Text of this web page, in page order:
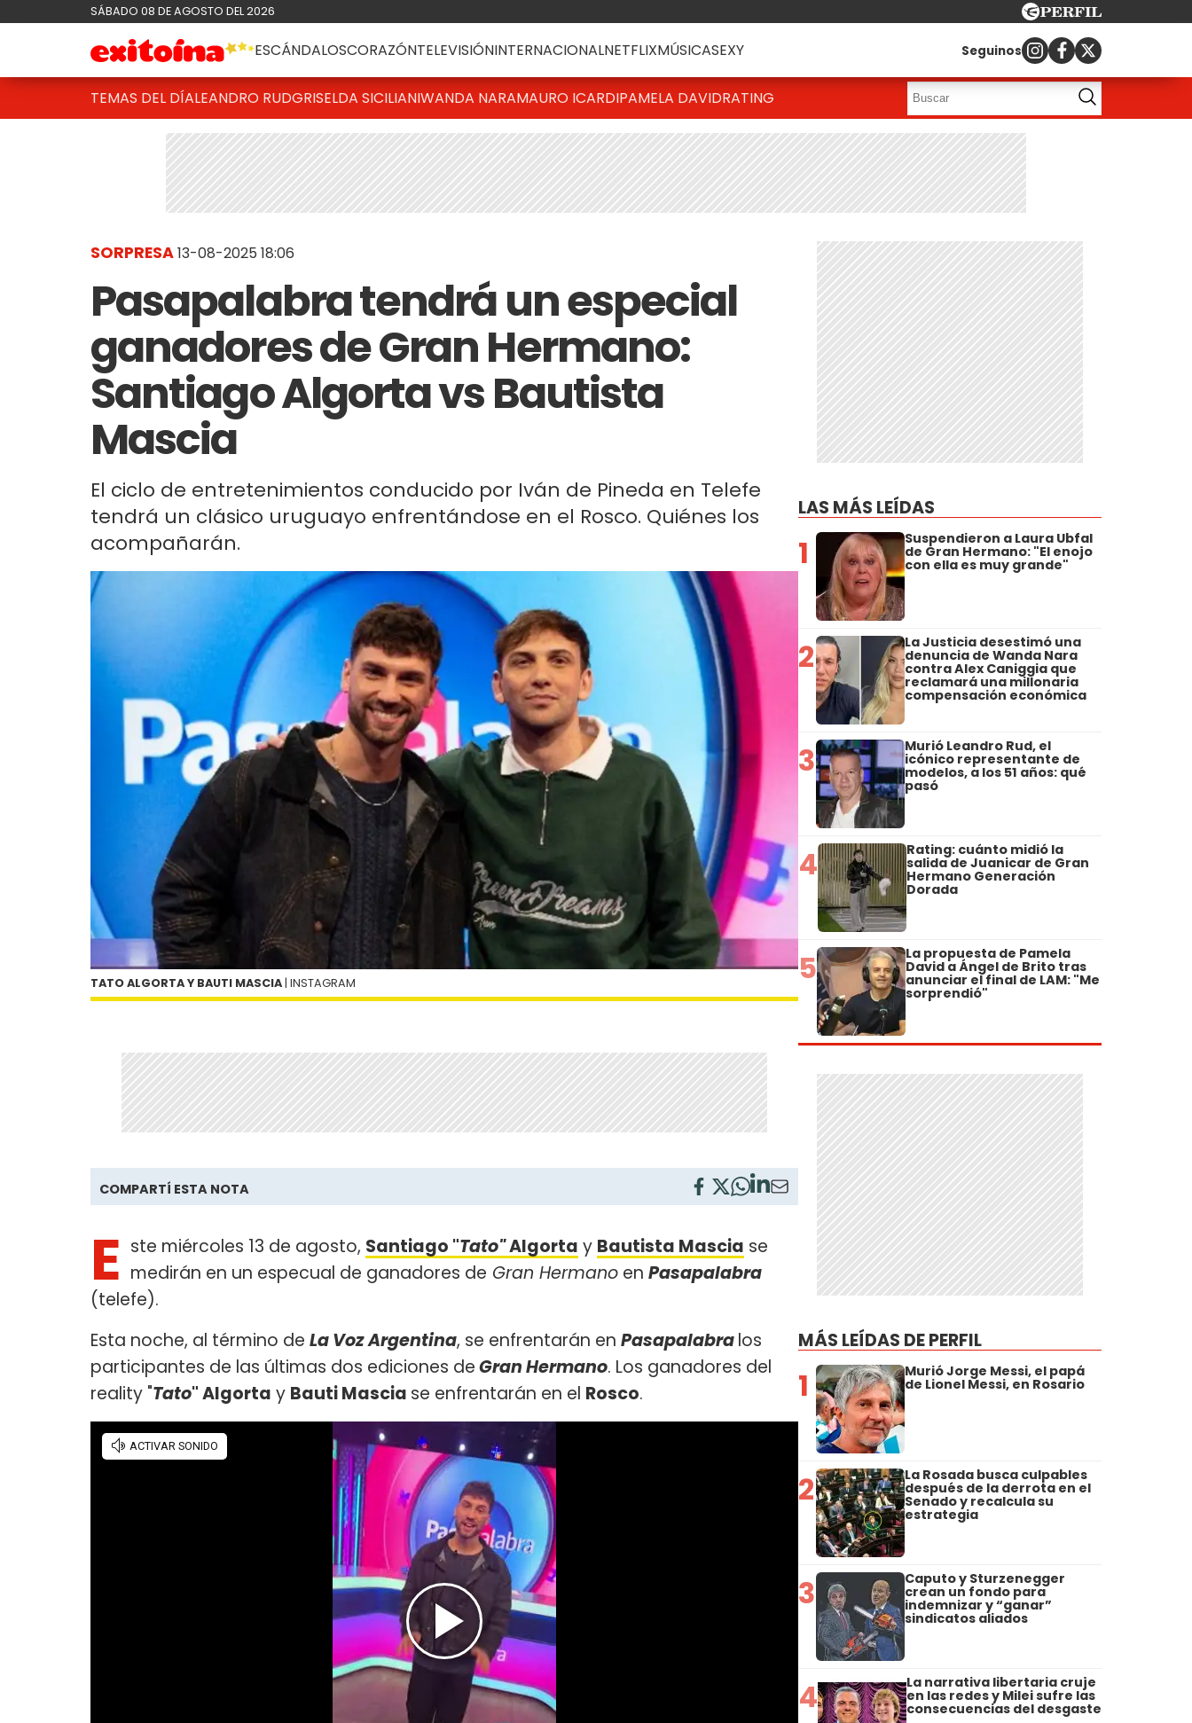
SÁBADO 08 DE AGOSTO DEL 2026
ESCÁNDALOSCORAZÓNTELEVISIÓNINTERNACIONALNETFLIXMÚSICASEXY Seguinos
TEMAS DEL DÍALEANDRO RUDGRISELDA SICILIANIWANDA NARAMAURO ICARDIPAMELA DAVIDRATING
SORPRESA13-08-2025 18:06
Pasapalabra tendrá un especial
ganadores de Gran Hermano:
Santiago Algorta vs Bautista
Mascia
El ciclo de entretenimientos conducido por Iván de Pineda en Telefe
tendrá un clásico uruguayo enfrentándose en el Rosco. Quiénes los
acompañarán.
TATO ALGORTA Y BAUTI MASCIA | INSTAGRAM
COMPARTÍ ESTA NOTA
E ste miércoles 13 de agosto, Santiago "Tato"Algorta y Bautista Mascia se
medirán en un especual de ganadores de Gran Hermano en Pasapalabra
(telefe).
Esta noche, al término de La Voz Argentina, se enfrentarán en Pasapalabralos
participantes de las últimas dos ediciones deGran Hermano. Los ganadores del
reality "Tato" Algorta y Bauti Mascia se enfrentarán en el Rosco.
LAS MÁS LEÍDAS
1 Suspendieron a Laura Ubfal
de Gran Hermano: "El enojo
con ella es muy grande"
2 La Justicia desestimó una
denuncia de Wanda Nara
contra Alex Caniggia que
reclamará una millonaria
compensación económica
3 Murió Leandro Rud, el
icónico representante de
modelos, a los 51 años: qué
pasó
4 Rating: cuánto midió la
salida de Juanicar de Gran
Hermano Generación
Dorada
5 La propuesta de Pamela
David a Ángel de Brito tras
anunciar el final de LAM: "Me
sorprendió"
MÁS LEÍDAS DE PERFIL
1 Murió Jorge Messi, el papá
de Lionel Messi, en Rosario
2 La Rosada busca culpables
después de la derrota en el
Senado y recalcula su
estrategia
3 Caputo y Sturzenegger
crean un fondo para
indemnizar y “ganar”
sindicatos aliados
4 La narrativa libertaria cruje
en las redes y Milei sufre las
consecuencias del desgaste